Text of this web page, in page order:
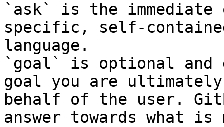
`ask` is the
specific, self-
language.
`goal` is optional and
goal you are
behalf of the user.
answer towards what